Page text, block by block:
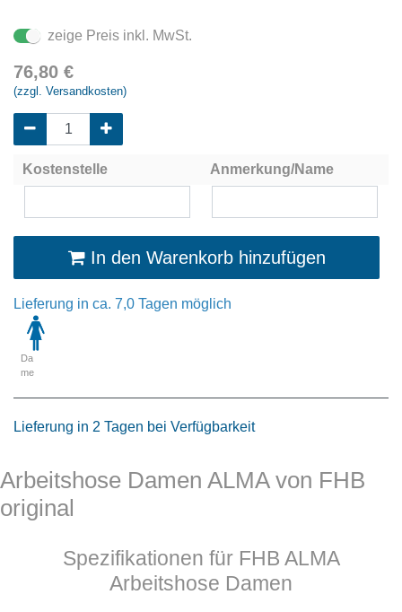
zeige Preis inkl. MwSt.
76,80 €
(zzgl. Versandkosten)
Kostenstelle Anmerkung/Name
In den Warenkorb hinzufügen
Lieferung in ca. 7,0 Tagen möglich
Da
me
Lieferung in 2 Tagen bei Verfügbarkeit
Arbeitshose Damen ALMA von FHB
original
Spezifikationen für FHB ALMA
Arbeitshose Damen